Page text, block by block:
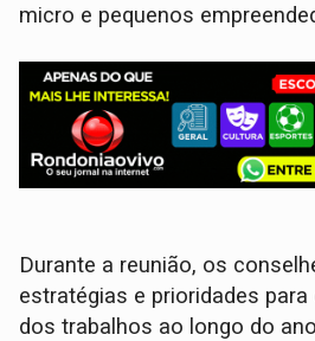
micro e pequenos
Durante a reunião, os
estratégias e prioridades
dos trabalhos ao longo do